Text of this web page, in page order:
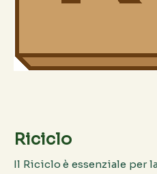
Riciclo
Il Riciclo è essenziale per